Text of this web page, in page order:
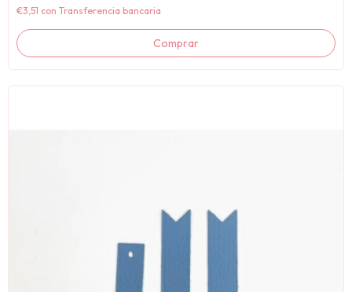
€3,51 con Transferencia bancaria